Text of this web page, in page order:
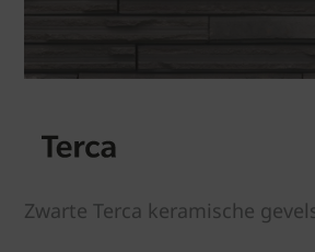
Zwarte Terca keramische